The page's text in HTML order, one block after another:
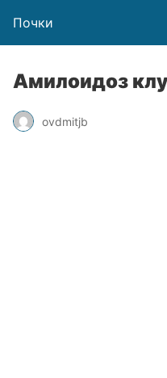
Почки
Амилоидоз
ovdmitjb